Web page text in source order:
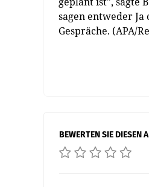
sagen entweder
Gespräche. (APA/
BEWERTEN SIE DIESEN